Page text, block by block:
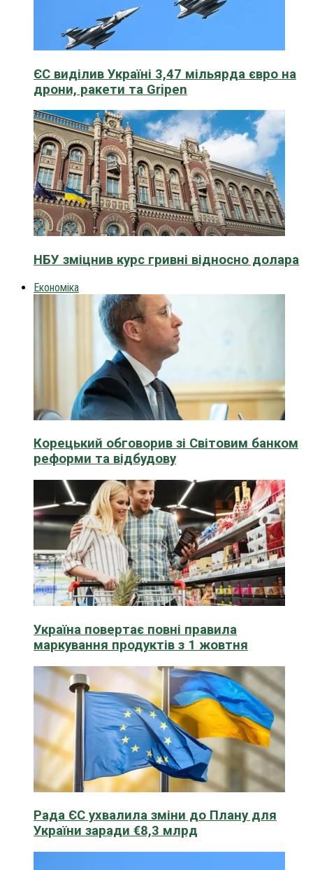
ЄС виділив Україні 3,47 мільярда євро на
дрони, ракети та Gripen
НБУ зміцнив курс гривні відносно долара
Економіка
Корецький обговорив зі Світовим банком
реформи та відбудову
Україна повертає повні правила
маркування продуктів з 1 жовтня
Рада ЄС ухвалила зміни до Плану для
України заради €8,3 млрд